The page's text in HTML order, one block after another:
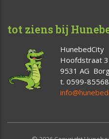
tot ziens bij
HunebedCity
Hoofdstraat
9531 AG
t. 0599-